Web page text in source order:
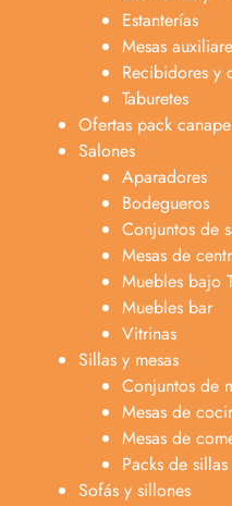
Estanterías
Mesas
Recibidores y
Taburetes
Ofertas pack
Salones
Aparadores
Bodegueros
Conjuntos de
Mesas de
Muebles bajo
Muebles bar
Vitrinas
Sillas y mesas
Conjuntos de
Mesas de
Mesas de
Packs de sillas
Sofás y sillones